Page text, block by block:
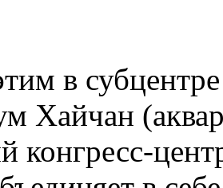
в
Хайчан
конгресс-